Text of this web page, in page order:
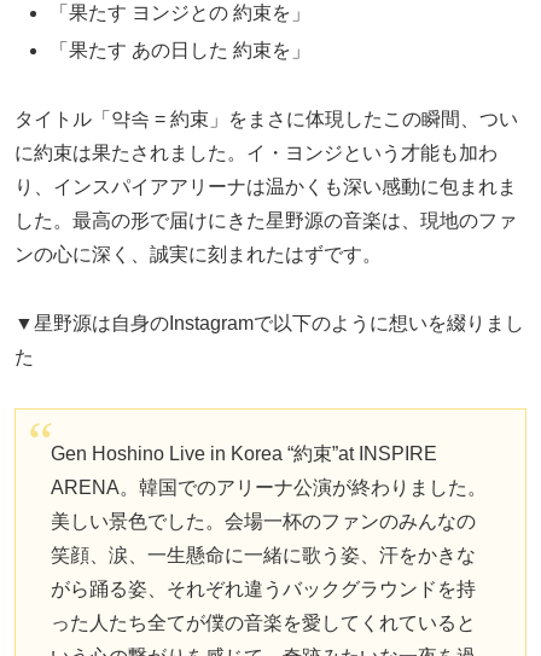
「果たす ヨンジとの 約束を」
「果たす あの日した 約束を」
タイトル「약속 = 約束」をまさに体現したこの瞬間、つい
に約束は果たされました。イ・ヨンジという才能も加わ
り、インスパイアアリーナは温かくも深い感動に包まれま
した。最高の形で届けにきた星野源の音楽は、現地のファ
ンの心に深く、誠実に刻まれたはずです。
▼星野源は自身のInstagramで以下のように想いを綴りまし
た
Gen Hoshino Live in Korea “約束”at INSPIRE
ARENA。韓国でのアリーナ公演が終わりました。
美しい景色でした。会場一杯のファンのみんなの
笑顔、涙、一生懸命に一緒に歌う姿、汗をかきな
がら踊る姿、それぞれ違うバックグラウンドを持
った人たち全てが僕の音楽を愛してくれていると